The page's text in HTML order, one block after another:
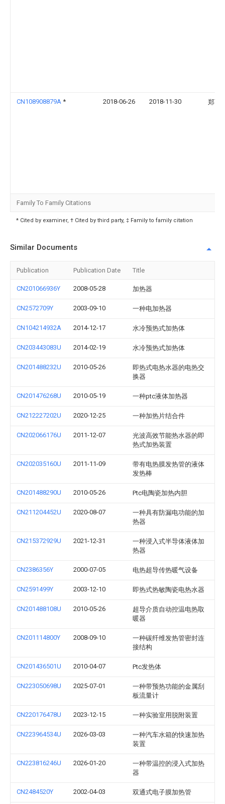
CN108908879A * 2018-06-26 2018-11-30 郑丽
Family To Family Citations
* Cited by examiner, † Cited by third party, ‡ Family to family citation
Similar Documents
Publication Publication Date Title
CN201066936Y 2008-05-28 加热器
CN2572709Y 2003-09-10 一种电加热器
CN104214932A 2014-12-17 水冷预热式加热体
CN203443083U 2014-02-19 水冷预热式加热体
CN201488232U 2010-05-26
即热式电热水器的电热交
换器
CN201476268U 2010-05-19 一种ptc液体加热器
CN212227202U 2020-12-25 一种加热片结合件
CN202066176U 2011-12-07
光波高效节能热水器的即
热式加热装置
CN202035160U 2011-11-09
带有电热膜发热管的液体
发热棒
CN201488290U 2010-05-26 Ptc电陶瓷加热内胆
CN211204452U 2020-08-07
一种具有防漏电功能的加
热器
CN215372929U 2021-12-31
一种浸入式半导体液体加
热器
CN2386356Y 2000-07-05 电热超导传热暖气设备
CN2591499Y 2003-12-10 即热式热敏陶瓷电热水器
CN201488108U 2010-05-26
超导介质自动控温电热取
暖器
CN201114800Y 2008-09-10
一种碳纤维发热管密封连
接结构
CN201436501U 2010-04-07 Ptc发热体
CN223050698U 2025-07-01
一种带预热功能的金属刮
板流量计
CN220176478U 2023-12-15 一种实验室用脱附装置
CN223964534U 2026-03-03
一种汽车水箱的快速加热
装置
CN223816246U 2026-01-20
一种带温控的浸入式加热
器
CN2484520Y 2002-04-03 双通式电子膜加热管